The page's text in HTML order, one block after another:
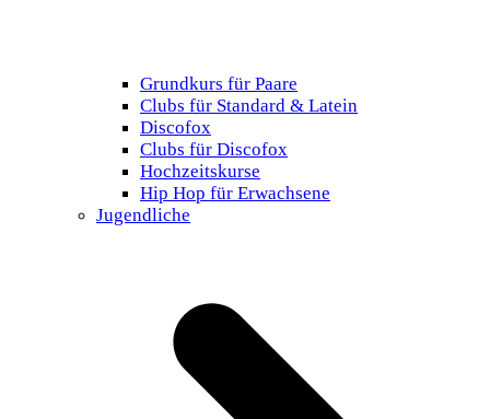
Grundkurs für Paare
Clubs für Standard & Latein
Discofox
Clubs für Discofox
Hochzeitskurse
Hip Hop für Erwachsene
Jugendliche